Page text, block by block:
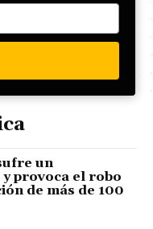
un
provoca el robo
de más de 100